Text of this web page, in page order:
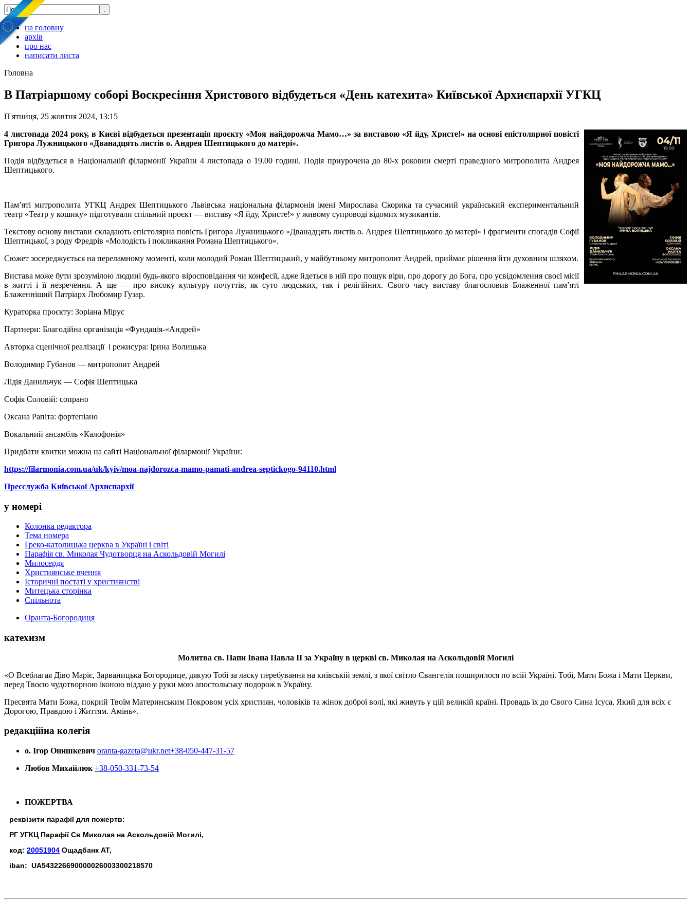
на головну
архів
про нас
написати листа
Головна
В Патріаршому соборі Воскресіння Христового відбудеться «День катехита» Київської Архиєпархії УГКЦ
П'ятниця, 25 жовтня 2024, 13:15
4 листопада 2024 року, в Києві відбудеться презентація проєкту «Моя найдорожча Мамо…» за виставою «Я йду, Христе!» на основі епістолярної повісті
Григора Лужницького «Дванадцять листів о. Андрея Шептицького до матері».
Подія відбудеться в Національній філармонії України 4 листопада о 19.00 годині. Подія приурочена до 80-х роковин смерті праведного митрополита Андрея
Шептицького.
Пам’яті митрополита УГКЦ Андрея Шептицького Львівська національна філармонія імені Мирослава Скорика та сучасний український експериментальний
театр «Театр у кошику» підготували спільний проєкт — виставу «Я йду, Христе!» у живому супроводі відомих музикантів.
Текстову основу вистави складають епістолярна повість Григора Лужницького «Дванадцять листів о. Андрея Шептицького до матері» і фрагменти спогадів Софії
Шептицької, з роду Фредрів «Молодість і покликання Романа Шептицького».
Сюжет зосереджується на переламному моменті, коли молодий Роман Шептицький, у майбутньому митрополит Андрей, приймає рішення йти духовним шляхом.
Вистава може бути зрозумілою людині будь-якого віросповідання чи конфесії, адже йдеться в ній про пошук віри, про дорогу до Бога, про усвідомлення своєї місії
в житті і її незречення. А ще — про високу культуру почуттів, як суто людських, так і релігійних. Свого часу виставу благословив Блаженної пам’яті
Блаженніший Патріарх Любомир Гузар.
Кураторка проєкту: Зоріана Мірус
Партнери: Благодійна організація «Фундація-«Андрей»
Авторка сценічної реалізації і режисура: Ірина Волицька
Володимир Губанов — митрополит Андрей
Лідія Данильчук — Софія Шептицька
Софія Соловій: сопрано
Оксана Рапіта: фортепіано
Вокальний ансамбль «Калофонія»
Придбати квитки можна на сайті Національної філармонії України:
https://filarmonia.com.ua/uk/kyiv/moa-najdorozca-mamo-pamati-andrea-septickogo-94110.html
Пресслужба Київської Архиєпархії
у номері
Колонка редактора
Тема номера
Греко-католицька церква в Україні і світі
Парафія св. Миколая Чудотворця на Аскольдовій Могилі
Милосердя
Християнське вчення
Історичні постаті у християнстві
Митецька сторінка
Спільнота
Оранта-Богородиця
катехизм
Молитва св. Папи Івана Павла ІІ за Україну в церкві св. Миколая на Аскольдовій Могилі
«О Всеблагая Діво Маріє, Зарваницька Богородице, дякую Тобі за ласку перебування на київській землі, з якої світло Євангелія поширилося по всій Україні. Тобі, Мати Божа і Мати Церкви,
перед Твоєю чудотворною іконою віддаю у руки мою апостольську подорож в Україну.
Пресвята Мати Божа, покрий Твоїм Материнським Покровом усіх християн, чоловіків та жінок доброї волі, які живуть у цій великій країні. Провадь їх до Свого Сина Ісуса, Який для всіх є
Дорогою, Правдою і Життям. Амінь».
редакційна колегія
о. Ігор Онишкевич oranta-gazeta@ukr.net+38-050-447-31-57
Любов Михайлюк +38-050-331-73-54
ПОЖЕРТВА
реквізити парафії для пожертв:
РГ УГКЦ Парафії Св Миколая на Аскольдовій Могилі,
код: 20051904 Ощадбанк АТ,
iban: UA543226690000026003300218570